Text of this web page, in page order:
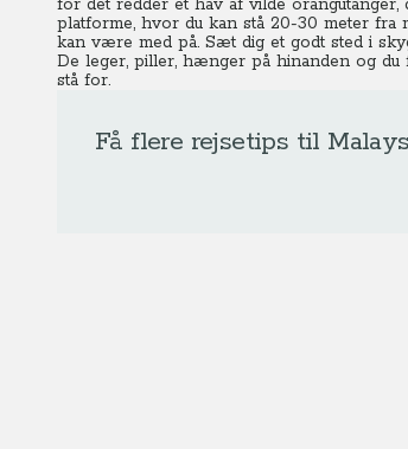
for det redder et hav af vilde
platforme, hvor du kan stå 20-30 meter fra
kan være med på. Sæt dig et godt sted i
De leger, piller, hænger på hinanden og
stå for.
Få flere rejsetips til